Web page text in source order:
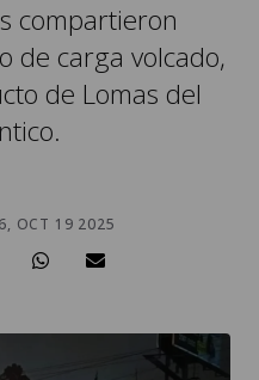
compartieron
de carga volcado,
de Lomas del
OCT 19 2025